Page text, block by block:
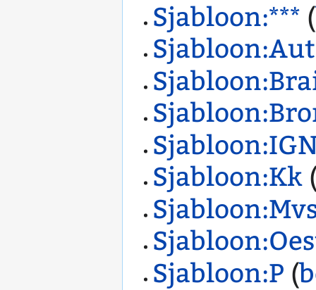
Sjabloon:*** (
Sjabloon:Kk
Sjabloon:P (